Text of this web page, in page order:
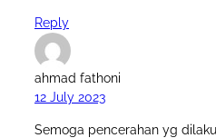
Reply
ahmad fathoni
12 July 2023
Semoga pencerahan yg